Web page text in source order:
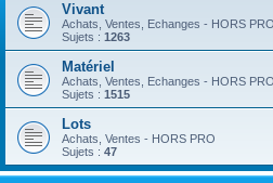
Vivant
Achats, Ventes, Echanges - HORS PRO
Sujets : 1263
Matériel
Achats, Ventes, Echanges - HORS PRO
Sujets : 1515
Lots
Achats, Ventes - HORS PRO
Sujets : 47